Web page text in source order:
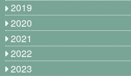
2019
2020
2021
2022
2023